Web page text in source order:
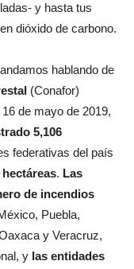
y hasta tus
dióxido de carbono.
hablando de
(Conafor)
de mayo de 2019,
5,106
federativas del país
. Las
de incendios
Puebla,
y Veracruz,
y las entidades